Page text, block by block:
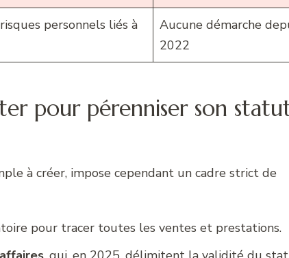
personnels liés à
Aucune démarche
2022
pour pérenniser son
à créer, impose cependant un cadre strict de
pour tracer toutes les ventes et prestations.